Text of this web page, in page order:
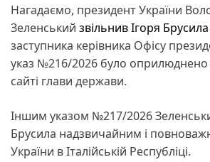
Нагадаємо, президент України
Зеленський звільнив Ігоря Брусила
заступника керівника Офісу
указ №216/2026 було оприлюднено
сайті глави держави.
Іншим указом №217/2026
Брусила надзвичайним і
України в Італійській Республіці.